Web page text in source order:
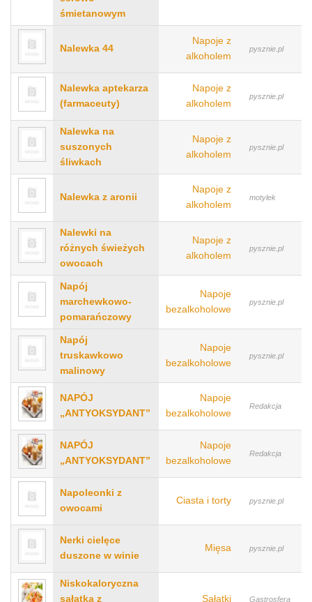
śmietanowym
Nalewka 44
Napoje z
alkoholem
pysznie.pl
Nalewka aptekarza
(farmaceuty)
Napoje z
alkoholem
pysznie.pl
Nalewka na
suszonych
śliwkach
Napoje z
alkoholem
pysznie.pl
Nalewka z aronii
Napoje z
alkoholem
motylek
Nalewki na
różnych świeżych
owocach
Napoje z
alkoholem
pysznie.pl
Napój
marchewkowo-
pomarańczowy
Napoje
bezalkoholowe
pysznie.pl
Napój
truskawkowo
malinowy
Napoje
bezalkoholowe
pysznie.pl
NAPÓJ
„ANTYOKSYDANT”
Napoje
bezalkoholowe
Redakcja
NAPÓJ
„ANTYOKSYDANT”
Napoje
bezalkoholowe
Redakcja
Napoleonki z
owocami
Ciasta i torty pysznie.pl
Nerki cielęce
duszone w winie
Mięsa pysznie.pl
Niskokaloryczna
sałatka z
Sałatki Gastrosfera